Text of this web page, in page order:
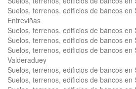
Suelos, terrenos, edificios de bancos en
Entreviñas
Suelos, terrenos, edificios de bancos en
Suelos, terrenos, edificios de bancos en
Suelos, terrenos, edificios de bancos en
Valderaduey
Suelos, terrenos, edificios de bancos
Suelos, terrenos, edificios de bancos en